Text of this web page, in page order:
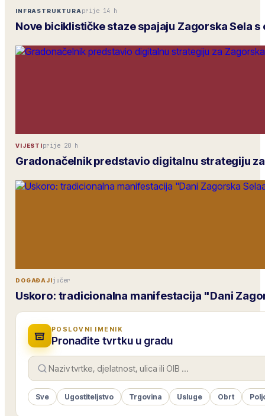
INFRASTRUKTURA prije 14 h
Nove biciklističke staze spajaju Zagorska Sela
VIJESTIprije 20 h
Gradonačelnik predstavio digitalnu strategiju
DOGAĐAJIjučer
Uskoro: tradicionalna manifestacija "Dani
POSLOVNI IMENIK
Pronađite tvrtku u gradu
Sve Ugostiteljstvo Trgovina Usluge Obrt